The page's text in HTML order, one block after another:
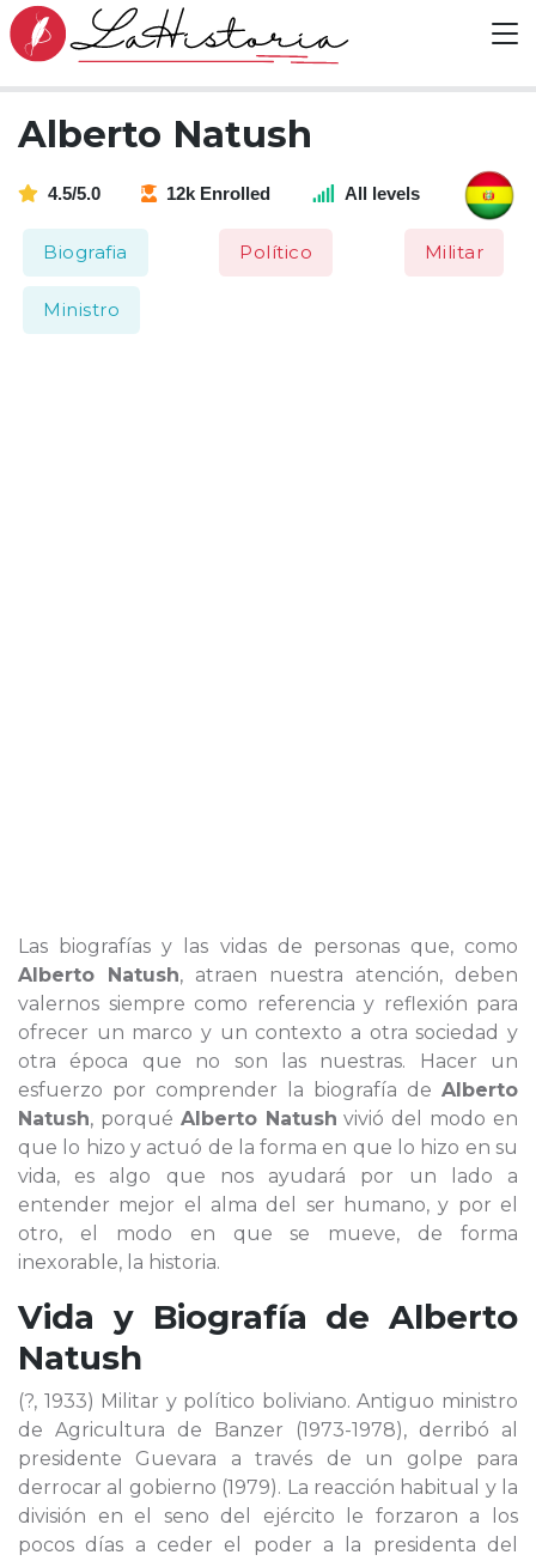
Alberto Natush
4.5/5.0 12k Enrolled All levels
Biografia Político Militar
Ministro
Las biografías y las vidas de personas que, como
Alberto Natush, atraen nuestra atención, deben
valernos siempre como referencia y reflexión para
ofrecer un marco y un contexto a otra sociedad y
otra época que no son las nuestras. Hacer un
esfuerzo por comprender la biografía de Alberto
Natush, porqué Alberto Natush vivió del modo en
que lo hizo y actuó de la forma en que lo hizo en su
vida, es algo que nos ayudará por un lado a
entender mejor el alma del ser humano, y por el
otro, el modo en que se mueve, de forma
inexorable, la historia.
Vida y Biografía de Alberto
Natush
(?, 1933) Militar y político boliviano. Antiguo ministro
de Agricultura de Banzer (1973-1978), derribó al
presidente Guevara a través de un golpe para
derrocar al gobierno (1979). La reacción habitual y la
división en el seno del ejército le forzaron a los
pocos días a ceder el poder a la presidenta del